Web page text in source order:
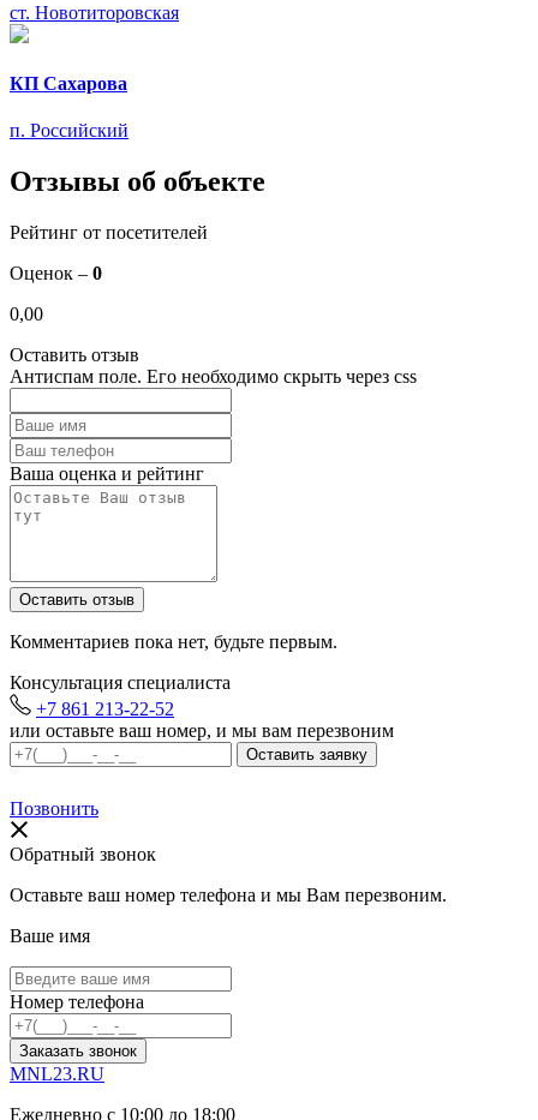
ст. Новотиторовская
КП Сахарова
п. Российский
Отзывы об объекте
Рейтинг от посетителей
Оценок – 0
0,00
Оставить отзыв
Антиспам поле. Его необходимо скрыть через css
Ваша оценка и рейтинг
Комментариев пока нет, будьте первым.
Консультация специалиста
+7 861 213-22-52
или оставьте ваш номер, и мы вам перезвоним
Позвонить
Обратный звонок
Оставьте ваш номер телефона и мы Вам перезвоним.
Ваше имя
Номер телефона
Заказать звонок
MNL23.RU
Ежедневно с 10:00 до 18:00